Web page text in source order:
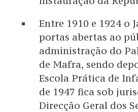
Entre 1910 e 1924 o
portas abertas ao
administração do
de Mafra, sendo
Escola Prática de
de 1947 fica sob
Direcção Geral dos